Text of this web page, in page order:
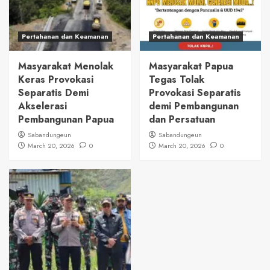
Pertahanan dan Keamanan
Masyarakat Menolak
Keras Provokasi
Separatis Demi
Akselerasi
Pembangunan Papua
Sabandungeun
March 20, 2026
0
Pertahanan dan Keamanan
Masyarakat Papua
Tegas Tolak
Provokasi Separatis
demi Pembangunan
dan Persatuan
Sabandungeun
March 20, 2026
0